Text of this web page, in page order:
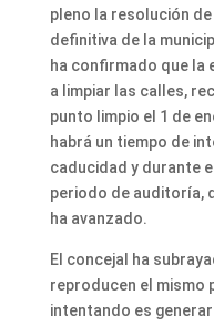
pleno la resolución
definitiva de la
ha confirmado que la
a limpiar las calles,
punto limpio el 1 de
habrá un tiempo de
caducidad y durante
periodo de auditoría,
ha avanzado.
El concejal ha
reproducen el mismo
intentando es